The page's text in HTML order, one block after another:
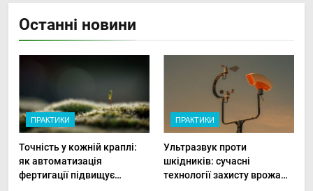
Останні новини
ПРАКТИКИ
Точність у кожній краплі:
як автоматизація
фертигації підвищує
ПРАКТИКИ
Ультразвук проти
шкідників: сучасні
технології захисту врожаю